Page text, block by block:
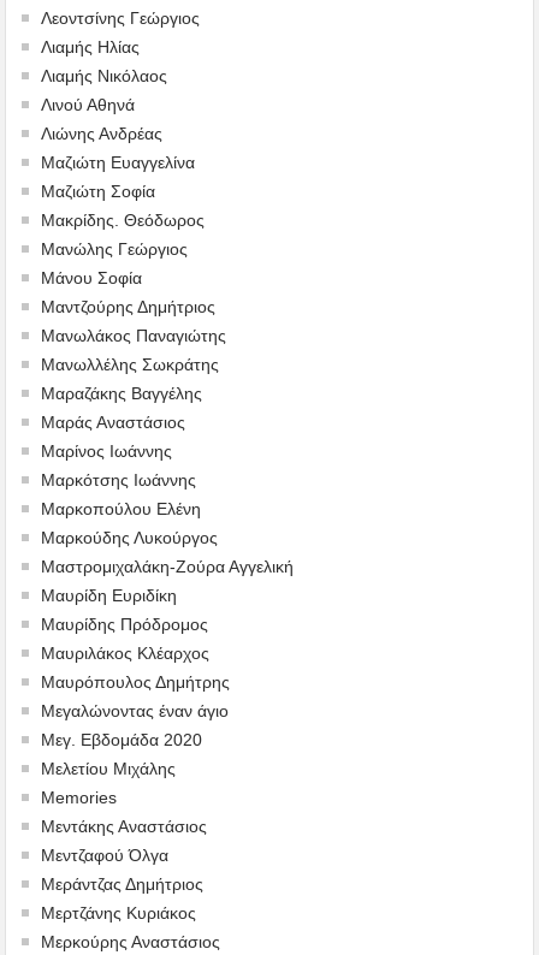
Λεοντσίνης Γεώργιος
Λιαμής Ηλίας
Λιαμής Νικόλαος
Λινού Αθηνά
Λιώνης Ανδρέας
Μαζιώτη Ευαγγελίνα
Μαζιώτη Σοφία
Μακρίδης. Θεόδωρος
Μανώλης Γεώργιος
Μάνου Σοφία
Μαντζούρης Δημήτριος
Μανωλάκος Παναγιώτης
Μανωλλέλης Σωκράτης
Μαραζάκης Βαγγέλης
Μαράς Αναστάσιος
Μαρίνος Ιωάννης
Μαρκότσης Ιωάννης
Μαρκοπούλου Ελένη
Μαρκούδης Λυκούργος
Μαστρομιχαλάκη-Ζούρα Αγγελική
Μαυρίδη Ευριδίκη
Μαυρίδης Πρόδρομος
Μαυριλάκος Κλέαρχος
Μαυρόπουλος Δημήτρης
Μεγαλώνοντας έναν άγιο
Μεγ. Εβδομάδα 2020
Μελετίου Μιχάλης
Memories
Μεντάκης Αναστάσιος
Μεντζαφού Όλγα
Μεράντζας Δημήτριος
Μερτζάνης Κυριάκος
Μερκούρης Αναστάσιος